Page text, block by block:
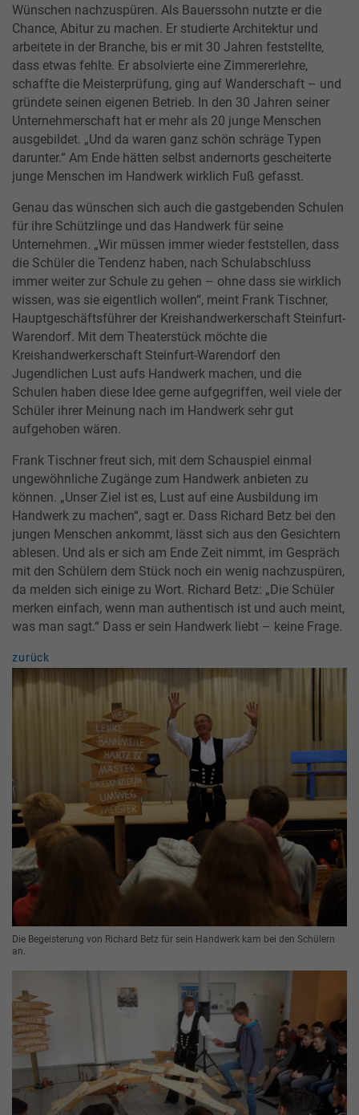
Wünschen nachzuspüren. Als Bauerssohn nutzte er die
Chance, Abitur zu machen. Er studierte Architektur und
arbeitete in der Branche, bis er mit 30 Jahren feststellte,
dass etwas fehlte. Er absolvierte eine Zimmererlehre,
schaffte die Meisterprüfung, ging auf Wanderschaft – und
gründete seinen eigenen Betrieb. In den 30 Jahren seiner
Unternehmerschaft hat er mehr als 20 junge Menschen
ausgebildet. „Und da waren ganz schön schräge Typen
darunter.“ Am Ende hätten selbst andernorts gescheiterte
junge Menschen im Handwerk wirklich Fuß gefasst.
Genau das wünschen sich auch die gastgebenden Schulen
für ihre Schützlinge und das Handwerk für seine
Unternehmen. „Wir müssen immer wieder feststellen, dass
die Schüler die Tendenz haben, nach Schulabschluss
immer weiter zur Schule zu gehen – ohne dass sie wirklich
wissen, was sie eigentlich wollen“, meint Frank Tischner,
Hauptgeschäftsführer der Kreishandwerkerschaft Steinfurt-
Warendorf. Mit dem Theaterstück möchte die
Kreishandwerkerschaft Steinfurt-Warendorf den
Jugendlichen Lust aufs Handwerk machen, und die
Schulen haben diese Idee gerne aufgegriffen, weil viele der
Schüler ihrer Meinung nach im Handwerk sehr gut
aufgehoben wären.
Frank Tischner freut sich, mit dem Schauspiel einmal
ungewöhnliche Zugänge zum Handwerk anbieten zu
können. „Unser Ziel ist es, Lust auf eine Ausbildung im
Handwerk zu machen“, sagt er. Dass Richard Betz bei den
jungen Menschen ankommt, lässt sich aus den Gesichtern
ablesen. Und als er sich am Ende Zeit nimmt, im Gespräch
mit den Schülern dem Stück noch ein wenig nachzuspüren,
da melden sich einige zu Wort. Richard Betz: „Die Schüler
merken einfach, wenn man authentisch ist und auch meint,
was man sagt.“ Dass er sein Handwerk liebt – keine Frage.
zurück
Die Begeisterung von Richard Betz für sein Handwerk kam bei den Schülern
an.